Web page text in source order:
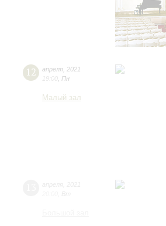
12 апреля 2021
19:00 Пн
Малый зал